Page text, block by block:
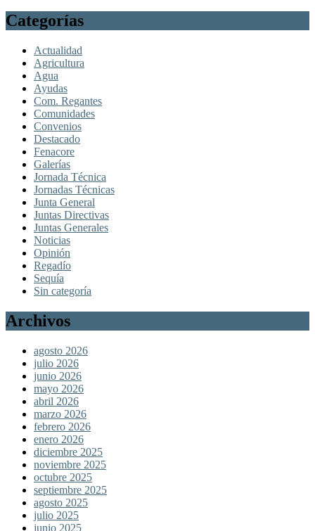
Categorías
Actualidad
Agricultura
Agua
Ayudas
Com. Regantes
Comunidades
Convenios
Destacado
Fenacore
Galerías
Jornada Técnica
Jornadas Técnicas
Junta General
Juntas Directivas
Juntas Generales
Noticias
Opinión
Regadío
Sequía
Sin categoría
Archivos
agosto 2026
julio 2026
junio 2026
mayo 2026
abril 2026
marzo 2026
febrero 2026
enero 2026
diciembre 2025
noviembre 2025
octubre 2025
septiembre 2025
agosto 2025
julio 2025
junio 2025